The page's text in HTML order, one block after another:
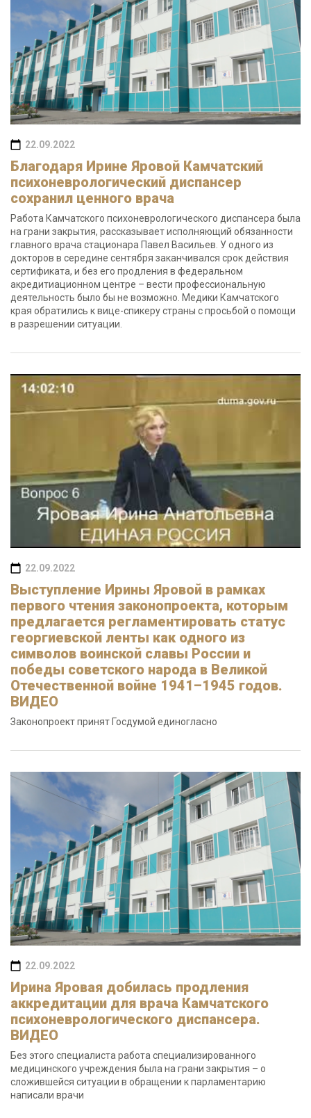
22.09.2022
Благодаря Ирине Яровой Камчатский
психоневрологический диспансер
сохранил ценного врача
Работа Камчатского психоневрологического диспансера была
на грани закрытия, рассказывает исполняющий обязанности
главного врача стационара Павел Васильев. У одного из
докторов в середине сентября заканчивался срок действия
сертификата, и без его продления в федеральном
акредитиационном центре – вести профессиональную
деятельность было бы не возможно. Медики Камчатского
края обратились к вице-спикеру страны с просьбой о помощи
в разрешении ситуации.
22.09.2022
Выступление Ирины Яровой в рамках
первого чтения законопроекта, которым
предлагается регламентировать статус
георгиевской ленты как одного из
символов воинской славы России и
победы советского народа в Великой
Отечественной войне 1941–1945 годов.
ВИДЕО
Законопроект принят Госдумой единогласно
22.09.2022
Ирина Яровая добилась продления
аккредитации для врача Камчатского
психоневрологического диспансера.
ВИДЕО
Без этого специалиста работа специализированного
медицинского учреждения была на грани закрытия – о
сложившейся ситуации в обращении к парламентарию
написали врачи